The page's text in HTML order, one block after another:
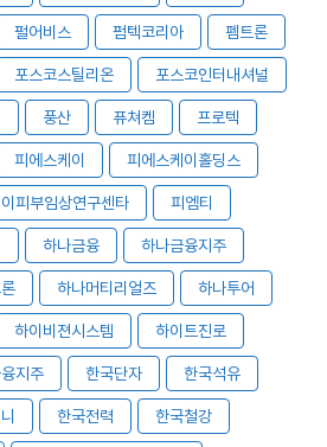
펄어비스 펌텍코리아 펨트론
포스코스틸리온 포스코인터내셔널
풍산 퓨쳐켐 프로텍
피에스케이 피에스케이홀딩스
피부임상연구센타 피엠티
하나금융 하나금융지주
하나머티리얼즈 하나투어
하이비젼시스템 하이트진로
지주 한국단자 한국석유
한국전력 한국철강